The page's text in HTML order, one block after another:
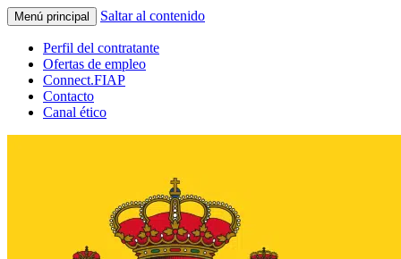
Menú principal Saltar al contenido
Perfil del contratante
Ofertas de empleo
Connect.FIAP
Contacto
Canal ético